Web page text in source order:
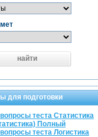
найти
для подготовки
теста Статистика
Полный
теста Логистика